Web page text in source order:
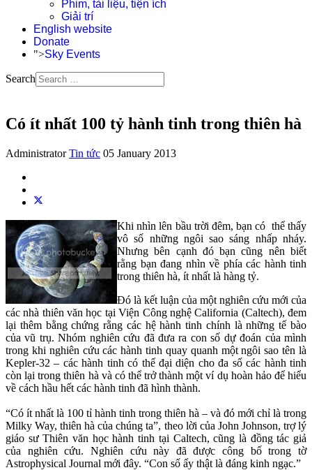
Phim, tài liệu, tiện ích
Giải trí
English website
Donate
">Sky Events
Search
Có ít nhất 100 tỷ hành tinh trong thiên hà
Administrator Tin tức 05 January 2013
Khi nhìn lên bầu trời đêm, bạn có thể thấy
vô số những ngôi sao sáng nhấp nháy.
Nhưng bên cạnh đó bạn cũng nên biết
rằng bạn đang nhìn về phía các hành tinh
trong thiên hà, ít nhất là hàng tỷ.
Đó là kết luận của một nghiên cứu mới của
các nhà thiên văn học tại Viện Công nghệ California (Caltech), đem
lại thêm bằng chứng rằng các hệ hành tinh chính là những tế bào
của vũ trụ. Nhóm nghiên cứu đã đưa ra con số dự đoán của mình
trong khi nghiên cứu các hành tinh quay quanh một ngôi sao tên là
Kepler-32 – các hành tinh có thể đại diện cho đa số các hành tinh
còn lại trong thiên hà và có thể trở thành một ví dụ hoàn hảo để hiểu
về cách hầu hết các hành tinh đã hình thành.
“Có ít nhất là 100 tỉ hành tinh trong thiên hà – và đó mới chỉ là trong
Milky Way, thiên hà của chúng ta”, theo lời của John Johnson, trợ lý
giáo sư Thiên văn học hành tinh tại Caltech, cũng là đồng tác giả
của nghiên cứu. Nghiên cứu này đã được công bố trong tờ
Astrophysical Journal mới đây. “Con số ấy thật là đáng kinh ngạc.”